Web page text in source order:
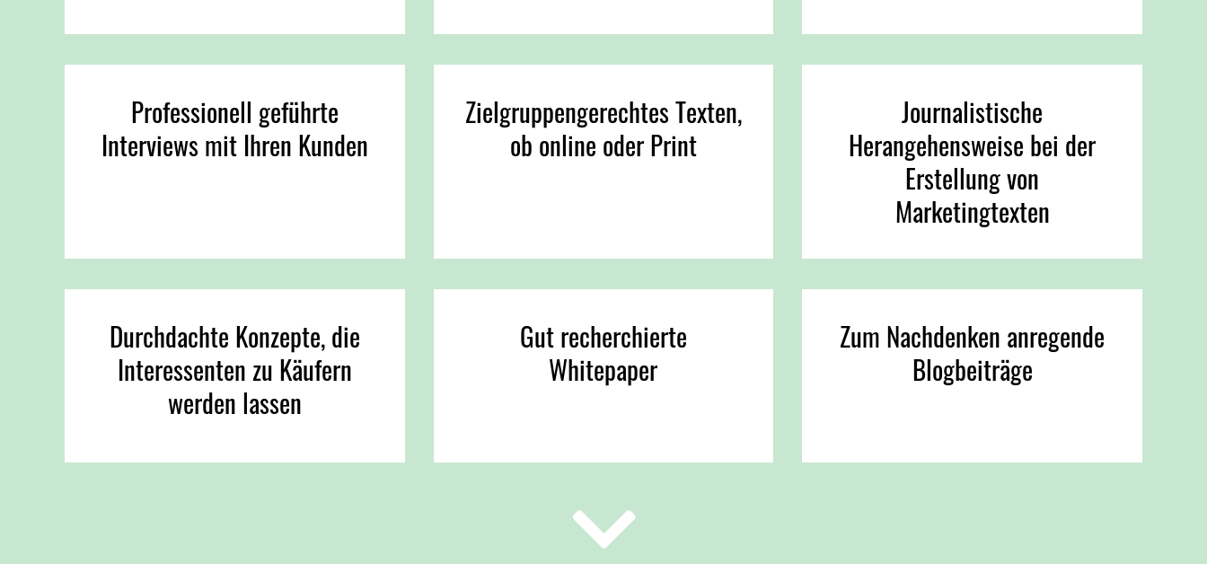
Professionell geführte
Interviews mit Ihren Kunden
Zielgruppengerechtes Texten,
ob online oder Print
Journalistische
Herangehensweise bei der
Erstellung von
Marketingtexten
Durchdachte Konzepte, die
Interessenten zu Käufern
werden lassen
Gut recherchierte
Whitepaper
Zum Nachdenken anregende
Blogbeiträge